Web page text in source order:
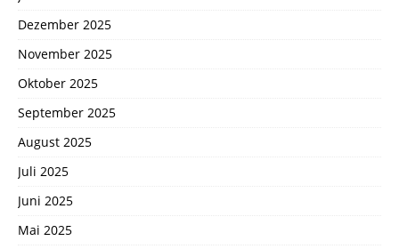
Dezember 2025
November 2025
Oktober 2025
September 2025
August 2025
Juli 2025
Juni 2025
Mai 2025